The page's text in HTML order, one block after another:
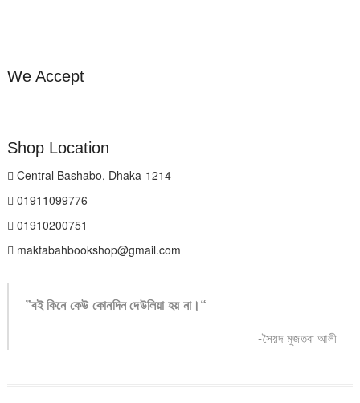
We Accept
Shop Location
Central Bashabo, Dhaka-1214
01911099776
01910200751
maktabahbookshop@gmail.com
”বই কিনে কেউ কোনদিন দেউলিয়া হয় না।“
-সৈয়দ মুজতবা আলী